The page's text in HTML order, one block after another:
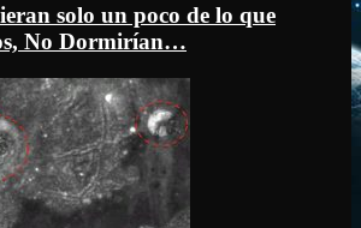
solo un poco de lo que
No Dormirían…